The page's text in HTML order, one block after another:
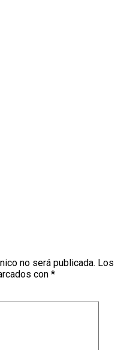
no será publicada. Los
con *